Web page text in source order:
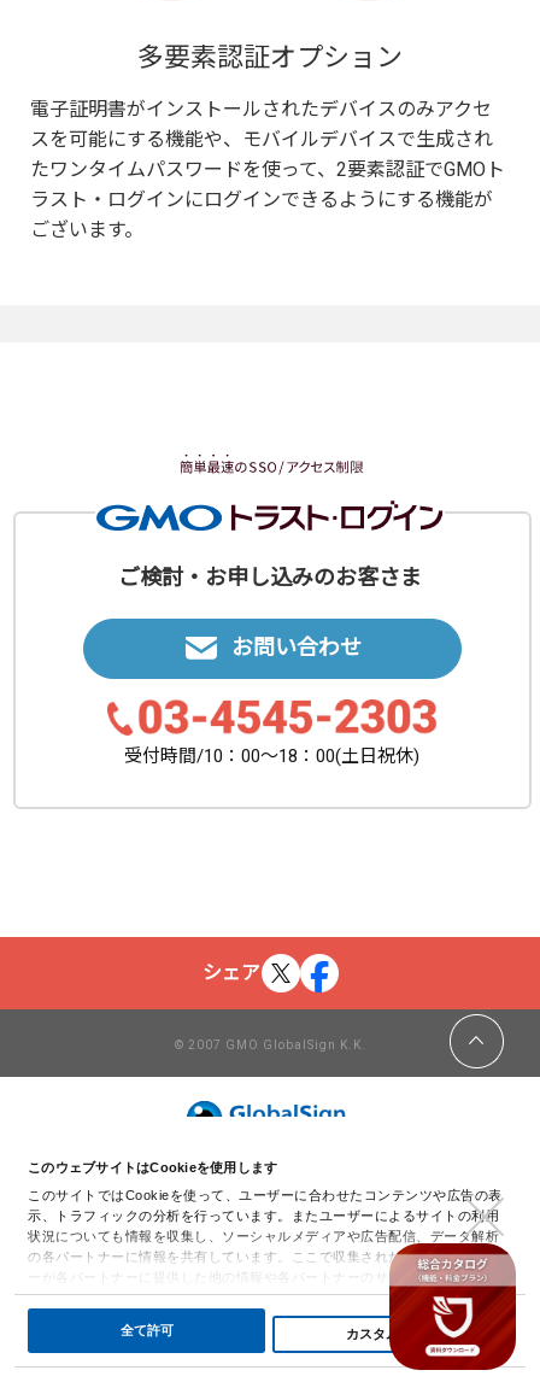
このウェブサイトはCookieを使用します
このサイトではCookieを使って、ユーザーに合わせたコンテンツや広告の表
示、トラフィックの分析を行っています。またユーザーによるサイトの利用
状況についても情報を収集し、ソーシャルメディアや広告配信、データ解析
の各パートナーに情報を共有しています。ここで収集された情報は、ユーザ
ーが各パートナーに提供した他の情報や各パートナーのサービスを使用した
際に収集された情報と組み合わされ、各パートナーによって使用されること
詳細を表示
全て許可 カスタム化
多要素認証オプション
電子証明書がインストールされたデバイスのみアクセ
スを可能にする機能や、モバイルデバイスで生成され
たワンタイムパスワードを使って、2要素認証でGMOト
ラスト・ログインにログインできるようにする機能が
ございます。
ご検討・お申し込みのお客さま
お問い合わせ
受付時間/10：00〜18：00(土日祝休)
シェア
© 2007 GMO GlobalSign K.K.